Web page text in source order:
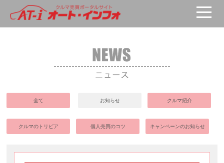
全て お知らせ クルマ紹介
クルマのトリビア 個人売買のコツ キャンペーンのお知らせ